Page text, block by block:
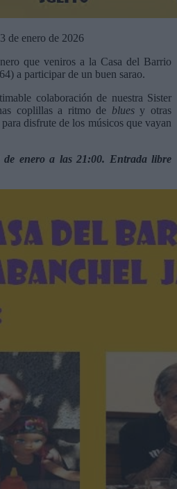
enero de 2026
que veniros a la Casa del Barrio
a participar de un buen sarao.
colaboración de nuestra Sister
coplillas a ritmo de bluesy otras
para disfrute de los músicos que vayan
de enero a las 21:00. Entrada libre